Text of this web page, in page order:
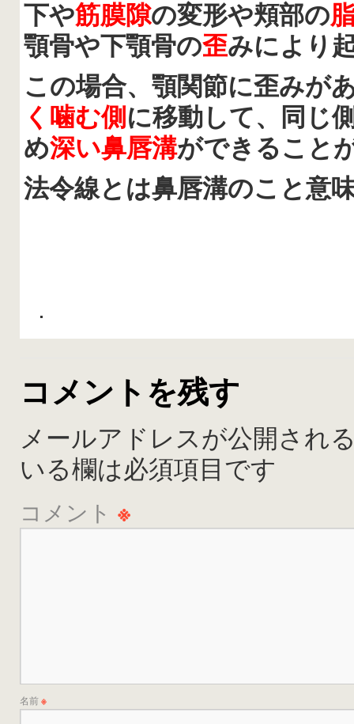
下や筋膜隙の変形や頬部の
顎骨や下顎骨の歪みにより
この場合、顎関節に歪みが
く噛む側 に移動して、同じ
め深い鼻唇溝ができること
法令線とは鼻唇溝のこと意
.
コメントを残す
メールアドレスが公開され
いる欄は必須項目です
コメント ※
名前※